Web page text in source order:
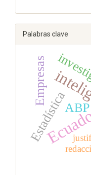
Palabras clave
ABP
Estadística
Empresas